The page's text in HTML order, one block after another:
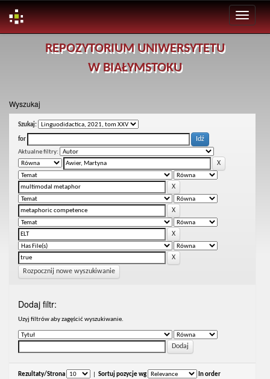
REPOZYTORIUM UNIWERSYTETU
W BIAŁYMSTOKU
Wyszukaj
Szukaj:
for
Aktualne filtry:
Rozpocznij nowe wyszukiwanie
Dodaj filtr:
Uzyj filtrów aby zagęścić wyszukiwanie.
Rezultaty/Strona Sortuj pozycje wg In order